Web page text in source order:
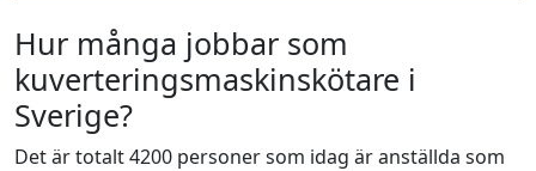
Hur många jobbar som
kuverteringsmaskinskötare i
Sverige?
Det är totalt 4200 personer som idag är anställda som